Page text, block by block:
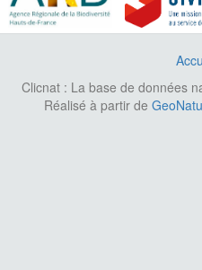
Clicnat : La base de données
Réalisé à partir de